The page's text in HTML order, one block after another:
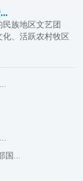
族地区文艺团
、活跃农村牧区
国...